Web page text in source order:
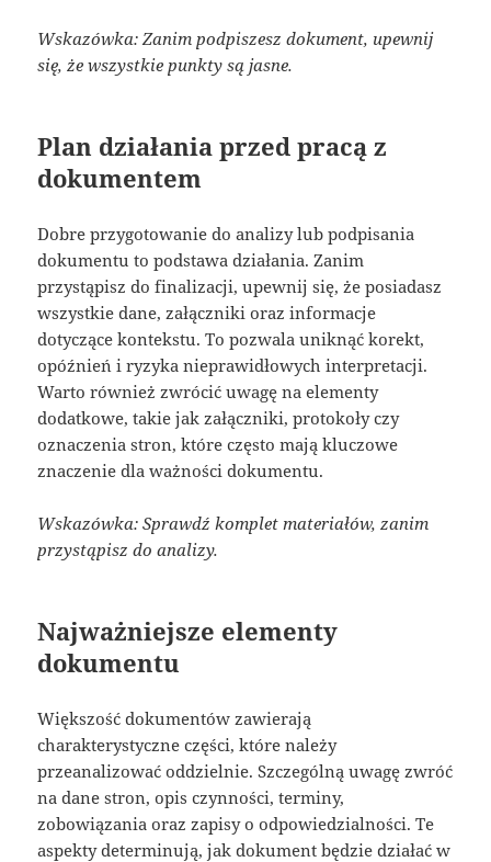
Wskazówka: Zanim podpiszesz dokument, upewnij
się, że wszystkie punkty są jasne.
Plan działania przed pracą z
dokumentem
Dobre przygotowanie do analizy lub podpisania
dokumentu to podstawa działania. Zanim
przystąpisz do finalizacji, upewnij się, że posiadasz
wszystkie dane, załączniki oraz informacje
dotyczące kontekstu. To pozwala uniknąć korekt,
opóźnień i ryzyka nieprawidłowych interpretacji.
Warto również zwrócić uwagę na elementy
dodatkowe, takie jak załączniki, protokoły czy
oznaczenia stron, które często mają kluczowe
znaczenie dla ważności dokumentu.
Wskazówka: Sprawdź komplet materiałów, zanim
przystąpisz do analizy.
Najważniejsze elementy
dokumentu
Większość dokumentów zawierają
charakterystyczne części, które należy
przeanalizować oddzielnie. Szczególną uwagę zwróć
na dane stron, opis czynności, terminy,
zobowiązania oraz zapisy o odpowiedzialności. Te
aspekty determinują, jak dokument będzie działać w